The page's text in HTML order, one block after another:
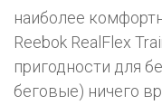
наиболее
Reebok RealFlex
пригодности для
беговые) ничего